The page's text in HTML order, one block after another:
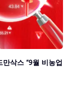
삭스 “9월 비농업